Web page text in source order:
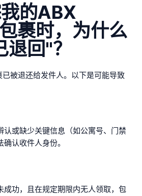
的ABX
裹时，为什么
回"？
被退还给发件人。以下是可能导致
认或缺少关键信息（如公寓号、门禁
认收件人身份。
成功，且在规定期限内无人领取，包